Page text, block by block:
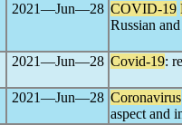
2021―Jun―28 COVID-19
Russian
2021―Jun―28 Covid-19:
2021―Jun―28 Coronavirus
aspect and